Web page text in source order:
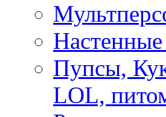
Пупсы,
LOL,